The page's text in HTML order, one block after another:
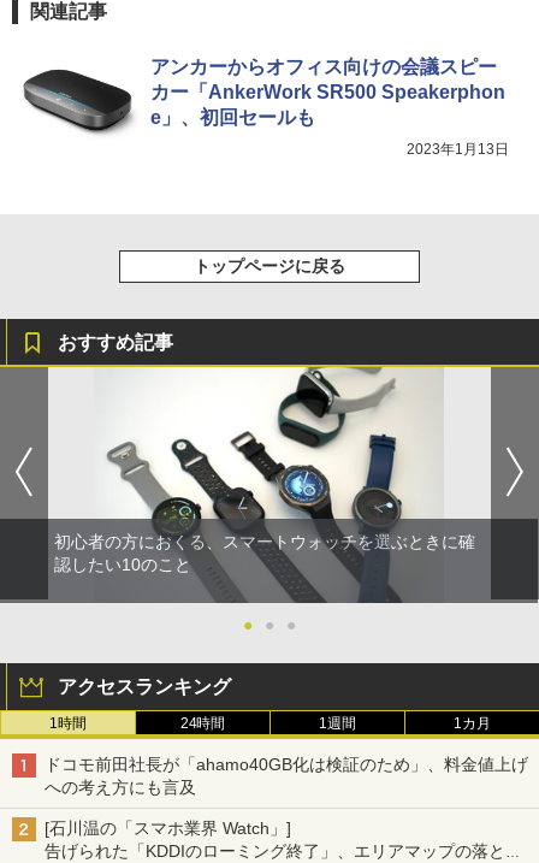
関連記事
アンカーからオフィス向けの会議スピー
カー「AnkerWork SR500 Speakerphon
e」、初回セールも
2023年1月13日
トップページに戻る
おすすめ記事
初心者の方におくる、スマートウォッチを選ぶときに確
認したい10のこと
● ● ●
アクセスランキング
1時間 24時間 1週間 1カ月
ドコモ前田社長が「ahamo40GB化は検証のため」、料金値上げ
への考え方にも言及
[石川温の「スマホ業界 Watch」]
告げられた「KDDIのローミング終了」、エリアマップの落とし